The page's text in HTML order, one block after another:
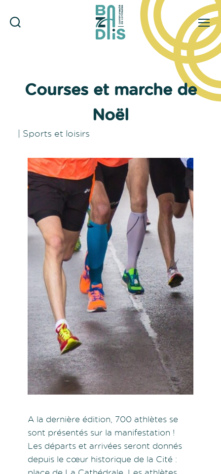
Menu
Courses et marche de
Noël
| Sports et loisirs
A la dernière édition, 700 athlètes se
sont présentés sur la manifestation !
Les départs et arrivées seront donnés
depuis le cœur historique de la Cité :